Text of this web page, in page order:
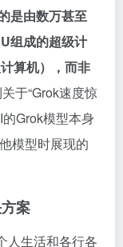
是由数万甚至
组成的超级计
算机），而非
于“Grok速度惊
Grok模型本身
模型时展现的
案
人生活和各行各